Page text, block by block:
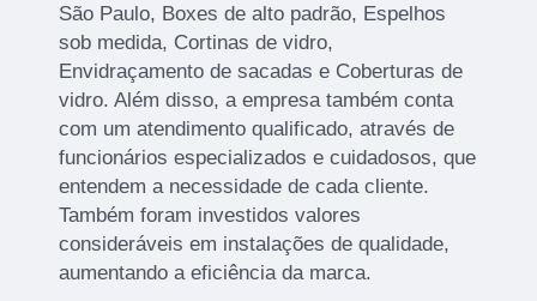
São Paulo, Boxes de alto padrão, Espelhos
sob medida, Cortinas de vidro,
Envidraçamento de sacadas e Coberturas de
vidro. Além disso, a empresa também conta
com um atendimento qualificado, através de
funcionários especializados e cuidadosos, que
entendem a necessidade de cada cliente.
Também foram investidos valores
consideráveis em instalações de qualidade,
aumentando a eficiência da marca.